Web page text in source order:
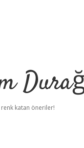
renk katan öneriler!